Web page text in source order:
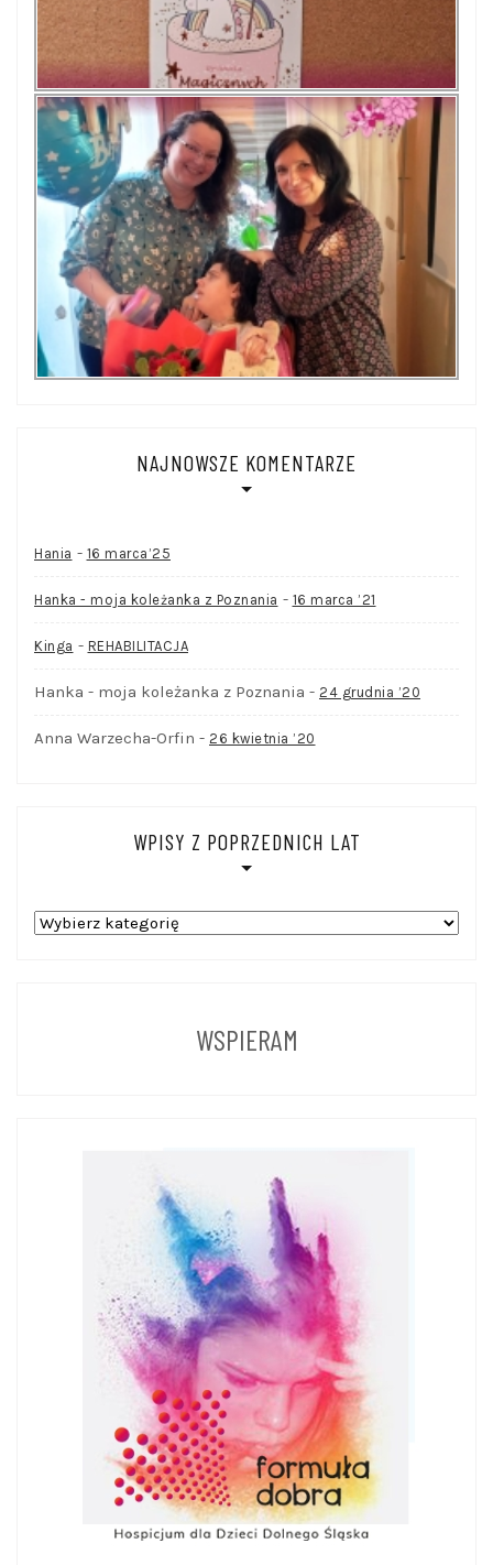
NAJNOWSZE KOMENTARZE
Hania - 16 marca’25
Hanka - moja koleżanka z Poznania - 16 marca ’21
Kinga - REHABILITACJA
Hanka - moja koleżanka z Poznania - 24 grudnia ’20
Anna Warzecha-Orfin - 26 kwietnia ’20
WPISY Z POPRZEDNICH LAT
WPISY
WSPIERAM